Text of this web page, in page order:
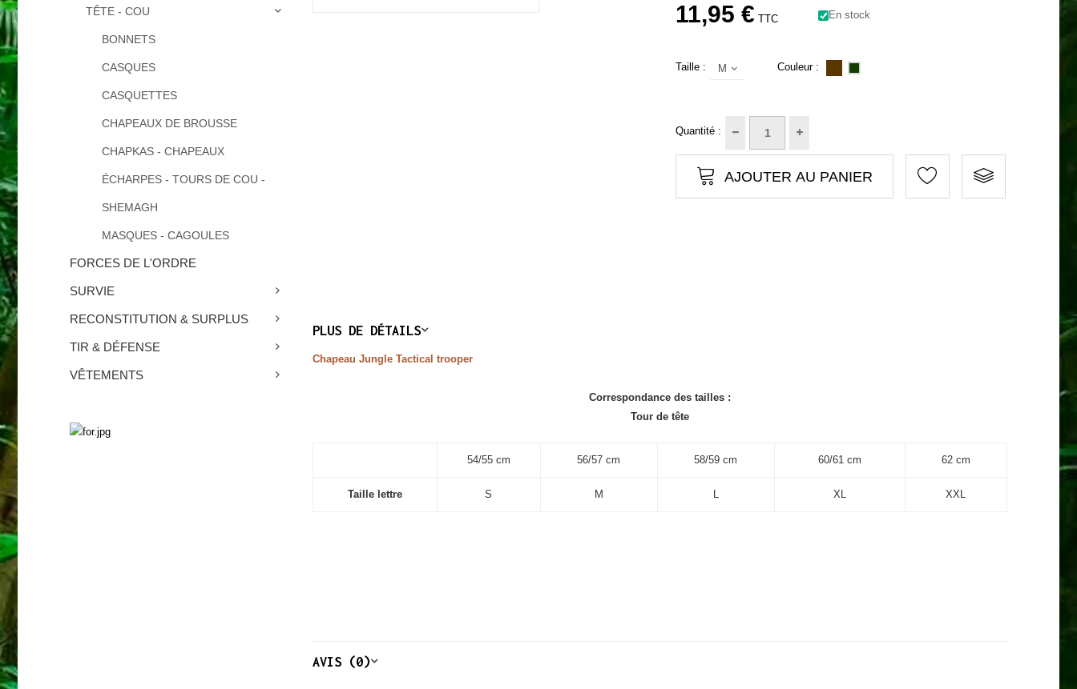
TÊTE - COU
BONNETS
CASQUES
CASQUETTES
CHAPEAUX DE BROUSSE
CHAPKAS - CHAPEAUX
ÉCHARPES - TOURS DE COU -
SHEMAGH
MASQUES - CAGOULES
FORCES DE L'ORDRE
SURVIE
RECONSTITUTION & SURPLUS
TIR & DÉFENSE
VÊTEMENTS
11,95 € TTC En stock
Taille : M Couleur :
Quantité :
AJOUTER AU PANIER
PLUS DE DÉTAILS
Chapeau Jungle Tactical trooper
Correspondance des tailles :
Tour de tête
54/55 cm 56/57 cm 58/59 cm 60/61 cm 62 cm
Taille lettre S M L XL XXL
AVIS (0)